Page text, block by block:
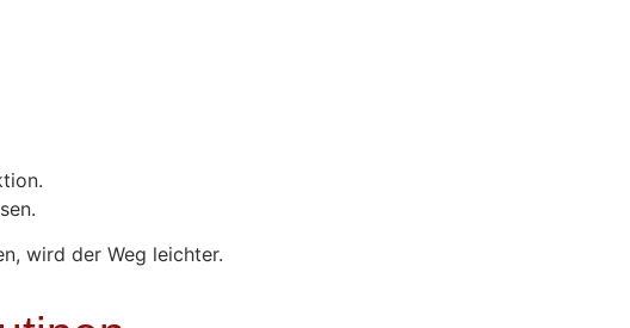
wird der Weg leichter.